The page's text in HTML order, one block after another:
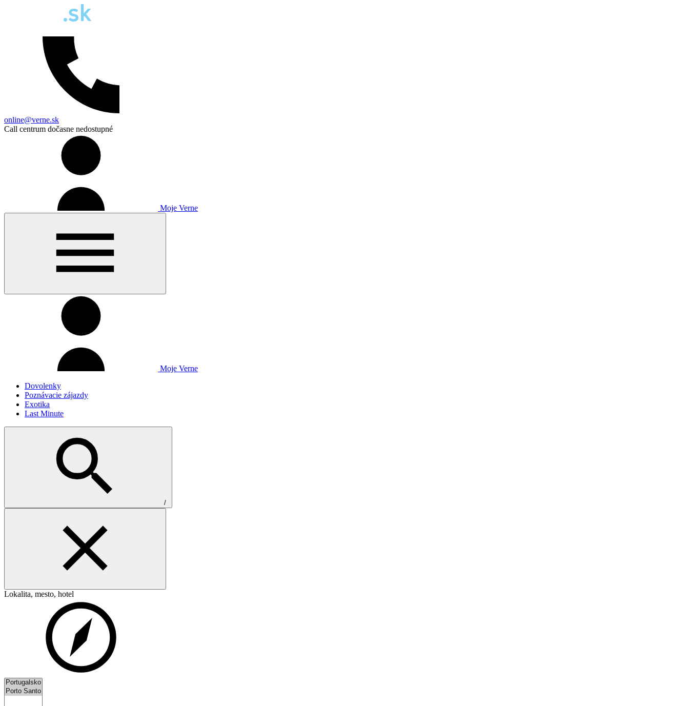
online@verne.sk
Call centrum dočasne nedostupné
Moje Verne
Moje Verne
Dovolenky
Poznávacie zájazdy
Exotika
Last Minute
/
Lokalita, mesto, hotel